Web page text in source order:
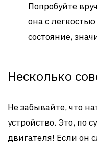
Попробуйте
она с
состояние,
Несколько
Не забывайте, что
устройство. Это, по
двигателя! Если он